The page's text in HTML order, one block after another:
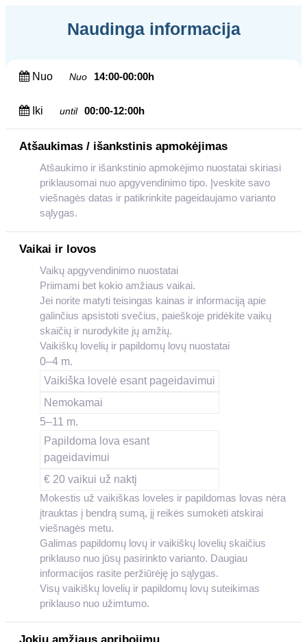
Naudinga informacija
Nuo Nuo 14:00-00:00h
Iki until 00:00-12:00h
Atšaukimas / išankstinis apmokėjimas
Atšaukimo ir išankstinio apmokėjimo nuostatai skiriasi
priklausomai nuo apgyvendinimo tipo. Įveskite savo
viešnagės datas ir patikrinkite pageidaujamo varianto
sąlygas.
Vaikai ir lovos
Vaikų apgyvendinimo nuostatai
Priimami bet kokio amžiaus vaikai.
Jei norite matyti teisingas kainas ir informaciją apie
galinčius apsistoti svečius, paieškoje pridėkite vaikų
skaičių ir nurodykite jų amžių.
Vaikiškų lovelių ir papildomų lovų nuostatai
0–4 m.
Vaikiška lovelė esant pageidavimui
Nemokamai
5–11 m.
Papildoma lova esant
pageidavimui
€ 20 vaikui už naktį
Mokestis už vaikiškas loveles ir papildomas lovas nėra
įtrauktas į bendrą sumą, jį reikės sumokėti atskirai
viešnagės metu.
Galimas papildomų lovų ir vaikiškų lovelių skaičius
priklauso nuo jūsų pasirinkto varianto. Daugiau
informacijos rasite peržiūrėję jo sąlygas.
Visų vaikiškų lovelių ir papildomų lovų suteikimas
priklauso nuo užimtumo.